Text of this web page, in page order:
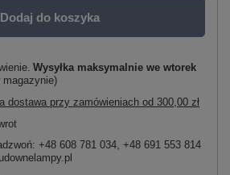
Dodaj do koszyka
Wysyłka maksymalnie we wtorek
magazynie)
dostawa przy zamówieniach od 300,00 zł
+48 608 781 034, +48 691 553 814